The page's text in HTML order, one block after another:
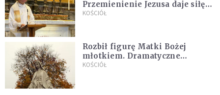
Przemienienie Jezusa daje siłę
do pokonywania przeciwności
KOŚCIÓŁ
Rozbił figurę Matki Bożej
młotkiem. Dramatyczne
nagranie w sieci
KOŚCIÓŁ